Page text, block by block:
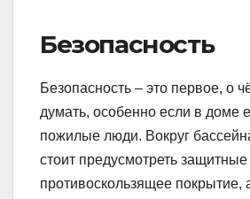
Безопасность
Безопасность – это первое, о
думать, особенно если в доме
пожилые люди. Вокруг
стоит предусмотреть
противоскользящее покрытие,